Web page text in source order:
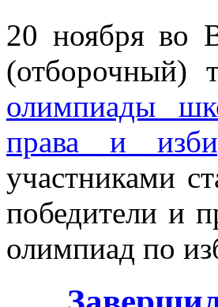
20 ноября во
(отборочный)
олимпиады
права и
участниками
победители и
олимпиад по